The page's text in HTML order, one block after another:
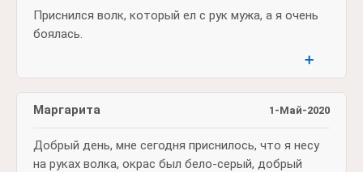
Приснился волк, который ел с рук мужа, а я очень
боялась.
➕
1-Май-2020
Маргарита
Добрый день, мне сегодня приснилось, что я несу
на руках волка, окрас был бело-серый, добрый